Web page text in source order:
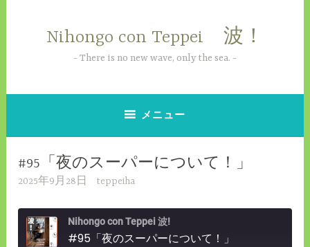
へ
Nihongo con Teppei 波！
There is no new wave, only the sea.
メニュー
#95「夜のスーパーについて！」
2025年9月28日 teppeiha
Nihongo con Teppei 波!
#95「夜のスーパーについて！」